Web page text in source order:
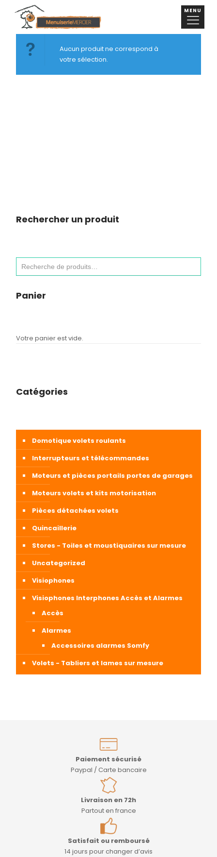
MENU
Aucun produit ne correspond à
votre sélection.
Rechercher un produit
Panier
Votre panier est vide.
Catégories
Domotique volets roulants
Interrupteurs et télécommandes
Moteurs et pièces portails portes de garages
Moteurs volets et kits motorisation
Pièces détachées volets
Quincaillerie
Stores - Toiles et moustiquaires sur mesure
Uncategorized
Visiophones
Visiophones Interphones Accès et Alarmes
Accès
Alarmes
Accessoires alarmes Somfy
Volets - Tabliers et lames sur mesure
Paiement sécurisé
Paypal / Carte bancaire
Livraison en 72h
Partout en france
Satisfait ou remboursé
14 jours pour changer d’avis